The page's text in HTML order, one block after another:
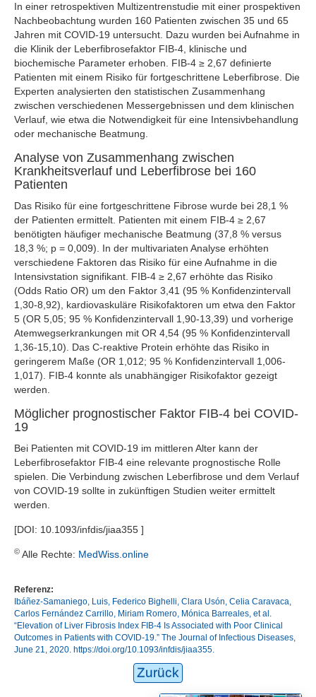
In einer retrospektiven Multizentrenstudie mit einer prospektiven
Nachbeobachtung wurden 160 Patienten zwischen 35 und 65
Jahren mit COVID-19 untersucht. Dazu wurden bei Aufnahme in
die Klinik der Leberfibrosefaktor FIB-4, klinische und
biochemische Parameter erhoben. FIB-4 ≥ 2,67 definierte
Patienten mit einem Risiko für fortgeschrittene Leberfibrose. Die
Experten analysierten den statistischen Zusammenhang
zwischen verschiedenen Messergebnissen und dem klinischen
Verlauf, wie etwa die Notwendigkeit für eine Intensivbehandlung
oder mechanische Beatmung.
Analyse von Zusammenhang zwischen
Krankheitsverlauf und Leberfibrose bei 160
Patienten
Das Risiko für eine fortgeschrittene Fibrose wurde bei 28,1 %
der Patienten ermittelt. Patienten mit einem FIB-4 ≥ 2,67
benötigten häufiger mechanische Beatmung (37,8 % versus
18,3 %; p = 0,009). In der multivariaten Analyse erhöhten
verschiedene Faktoren das Risiko für eine Aufnahme in die
Intensivstation signifikant. FIB-4 ≥ 2,67 erhöhte das Risiko
(Odds Ratio OR) um den Faktor 3,41 (95 % Konfidenzintervall
1,30-8,92), kardiovaskuläre Risikofaktoren um etwa den Faktor
5 (OR 5,05; 95 % Konfidenzintervall 1,90-13,39) und vorherige
Atemwegserkrankungen mit OR 4,54 (95 % Konfidenzintervall
1,36-15,10). Das C-reaktive Protein erhöhte das Risiko in
geringerem Maße (OR 1,012; 95 % Konfidenzintervall 1,006-
1,017). FIB-4 konnte als unabhängiger Risikofaktor gezeigt
werden.
Möglicher prognostischer Faktor FIB-4 bei COVID-
19
Bei Patienten mit COVID-19 im mittleren Alter kann der
Leberfibrosefaktor FIB-4 eine relevante prognostische Rolle
spielen. Die Verbindung zwischen Leberfibrose und dem Verlauf
von COVID-19 sollte in zukünftigen Studien weiter ermittelt
werden.
[DOI: 10.1093/infdis/jiaa355 ]
© Alle Rechte: MedWiss.online
Referenz:
Ibáñez-Samaniego, Luis, Federico Bighelli, Clara Usón, Celia Caravaca,
Carlos Fernández Carrillo, Miriam Romero, Mónica Barreales, et al.
“Elevation of Liver Fibrosis Index FIB-4 Is Associated with Poor Clinical
Outcomes in Patients with COVID-19.” The Journal of Infectious Diseases,
June 21, 2020. https://doi.org/10.1093/infdis/jiaa355.
Zurück